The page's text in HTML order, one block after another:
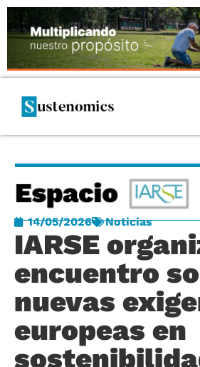
14/05/2026 Noticias
IARSE
encuentro
nuevas
europeas en